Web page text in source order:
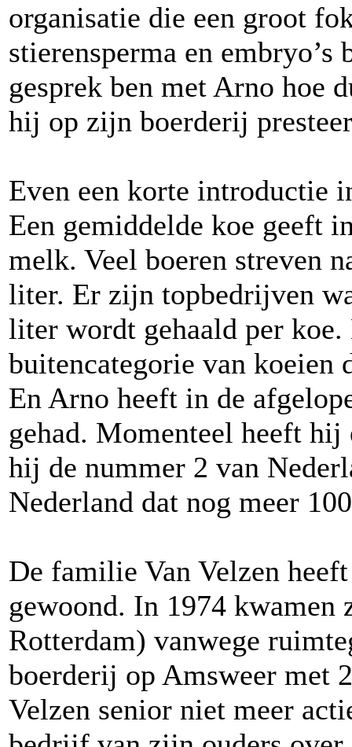
organisatie die een groot
stierensperma en
gesprek ben met Arno hoe
hij op zijn boerderij
Even een korte introductie
Een gemiddelde koe geeft
melk. Veel boeren streven
liter. Er zijn topbedrijven
liter wordt gehaald per koe.
buitencategorie van
En Arno heeft in de
gehad. Momenteel heeft
hij de nummer 2 van
Nederland dat nog meer
De familie Van Velzen
gewoond. In 1974
Rotterdam) vanwege
boerderij op Amsweer met
Velzen senior niet meer